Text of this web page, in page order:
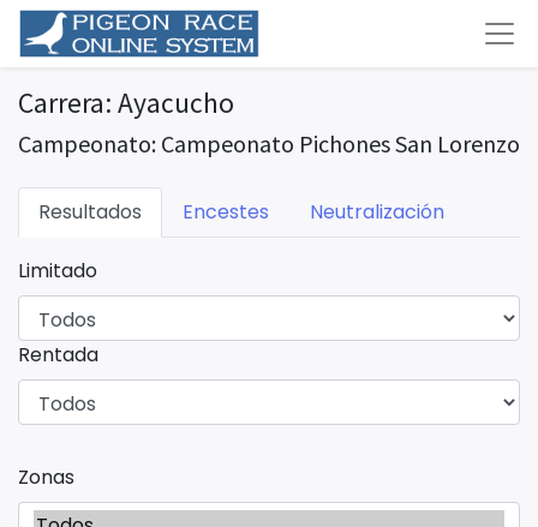
Carrera: Ayacucho
Campeonato: Campeonato Pichones San Lorenzo
Resultados Encestes Neutralización
Limitado
Rentada
Zonas